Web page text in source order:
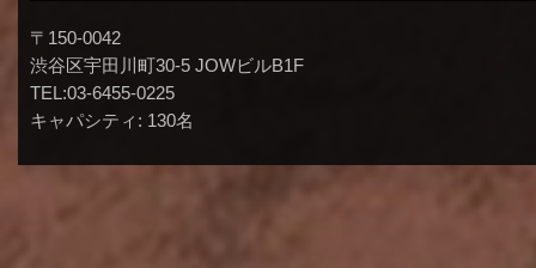
〒150-0042
渋谷区宇田川町30-5 JOWビルB1F
TEL:03-6455-0225
キャパシティ: 130名